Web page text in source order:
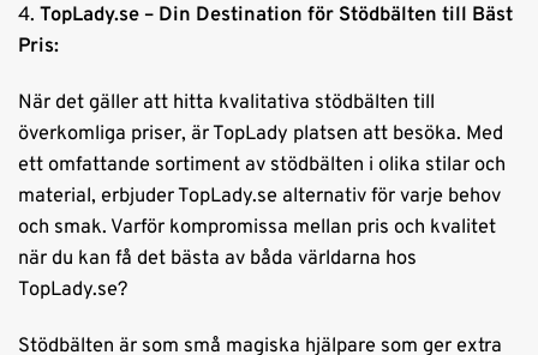
4. TopLady.se – Din Destination för Stödbälten till Bäst
Pris:
När det gäller att hitta kvalitativa stödbälten till
överkomliga priser, är TopLady platsen att besöka. Med
ett omfattande sortiment av stödbälten i olika stilar och
material, erbjuder TopLady.se alternativ för varje behov
och smak. Varför kompromissa mellan pris och kvalitet
när du kan få det bästa av båda världarna hos
TopLady.se?
Stödbälten är som små magiska hjälpare som ger extra